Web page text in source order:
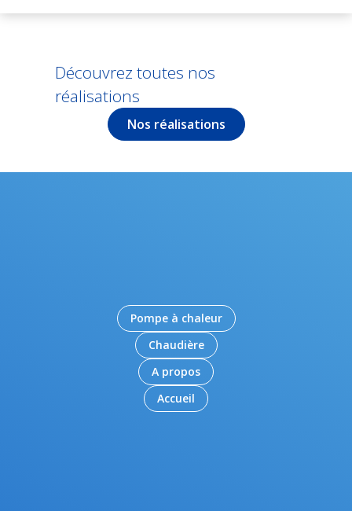
Découvrez toutes nos
réalisations
Nos réalisations
Pompe à chaleur
Chaudière
A propos
Accueil